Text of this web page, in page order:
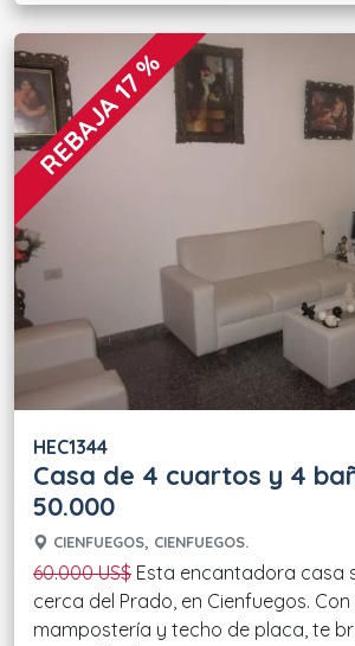
REBAJA 17 %
HEC1344
Casa de 4 cuartos y 4
50.000
CIENFUEGOS, CIENFUEGOS.
60.000 US$ Esta encantadora casa
cerca del Prado, en Cienfuegos.
mampostería y techo de placa, te